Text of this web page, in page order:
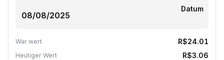
Datum
War wert R$24.01
Heutiger Wert R$3.06